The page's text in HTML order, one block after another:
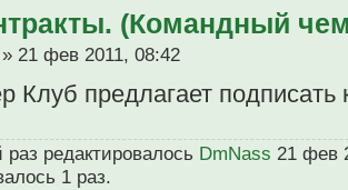
(Командный
» 21 фев 2011, 08:42
Клуб предлагает подписать
редактировалось DmNass 21 фев
1 раз.